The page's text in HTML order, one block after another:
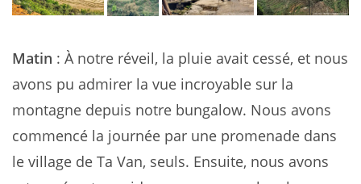
Matin : À notre réveil, la pluie avait cessé, et nous
avons pu admirer la vue incroyable sur la
montagne depuis notre bungalow. Nous avons
commencé la journée par une promenade dans
le village de Ta Van, seuls. Ensuite, nous avons